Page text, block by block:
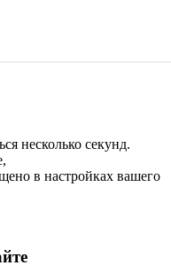
несколько секунд.
в настройках вашего